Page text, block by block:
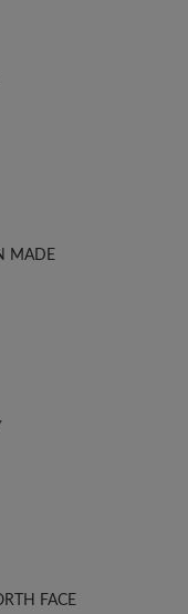
MADE
FACE